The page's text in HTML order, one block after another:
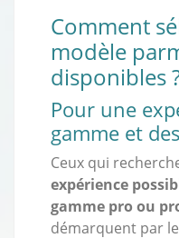
Comment
modèle
disponibles
Pour une
gamme et
Ceux qui
expérience
gamme pro ou
démarquent par